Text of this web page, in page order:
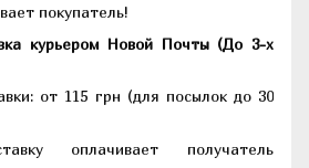
покупатель!
курьером Новой Почты (До 3-х
от 115 грн (для посылок до 30
оплачивает получатель